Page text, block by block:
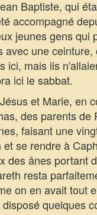
Baptiste, qui
accompagné
jeunes gens qui
avec une ceinture,
ici, mais ils
ici le sabbat.
et Marie, en
des parents de
faisant une
se rendre à
des ânes portant
resta
on en avait tout
quelques